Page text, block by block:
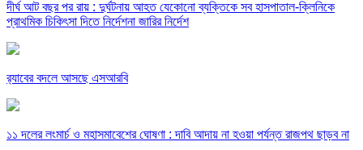
দীর্ঘ আট বছর পর রায় : দুর্ঘটনায় আহত যেকোনো ব্যক্তিকে সব হাসপাতাল-ক্লিনিকে
প্রাথমিক চিকিৎসা দিতে নির্দেশনা জারির নির্দেশ
র‍্যাবের বদলে আসছে এসআরবি
১১ দলের লংমার্চ ও মহাসমাবেশের ঘোষণা : দাবি আদায় না হওয়া পর্যন্ত রাজপথ ছাড়ব না